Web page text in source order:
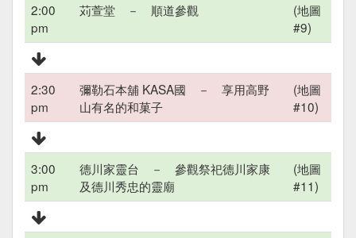
2:00
pm
苅萱堂 － 順道參觀
(地圖
#9)
2:30
pm
彌勒石本舖 KASA國 － 享用高野
山有名的和菓子
(地圖
#10)
3:00
pm
德川家靈台 － 參觀祭祀德川家康
及德川秀忠的靈廟
(地圖
#11)